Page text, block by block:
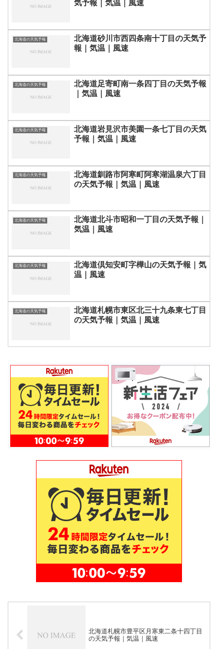
気予報｜気温｜風速
北海道の天気予報
北海道砂川市西四条南十丁目の天気予
報｜気温｜風速
北海道の天気予報
北海道足寄町南一条四丁目の天気予報
｜気温｜風速
北海道の天気予報
北海道岩見沢市美園一条七丁目の天気
予報｜気温｜風速
北海道の天気予報
北海道釧路市阿寒町阿寒湖温泉六丁目
の天気予報｜気温｜風速
北海道の天気予報
北海道北斗市昭和一丁目の天気予報｜
気温｜風速
北海道の天気予報
北海道倶知安町字樺山の天気予報｜気
温｜風速
北海道の天気予報
北海道札幌市東区北三十九条東七丁目
の天気予報｜気温｜風速
北海道札幌市豊平区月寒東二条十四丁目
の天気予報｜気温｜風速